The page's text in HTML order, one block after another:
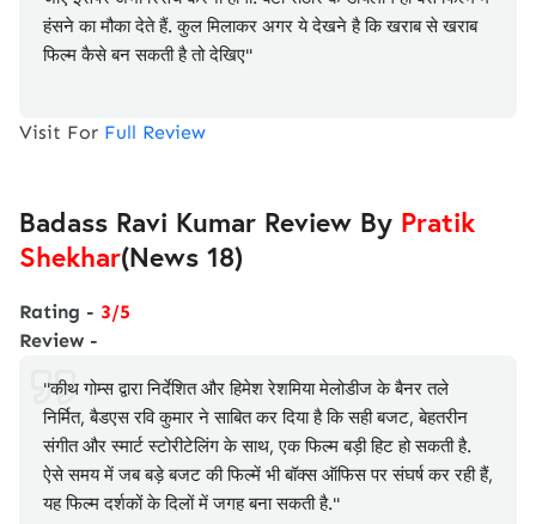
हंसने का मौका देते हैं. कुल मिलाकर अगर ये देखने है कि खराब से खराब
फिल्म कैसे बन सकती है तो देखिए"
Visit For Full Review
Badass Ravi Kumar Review By Pratik
Shekhar(News 18)
Rating - 3/5
Review -
"कीथ गोम्स द्वारा निर्देशित और हिमेश रेशमिया मेलोडीज के बैनर तले
निर्मित, बैडएस रवि कुमार ने साबित कर दिया है कि सही बजट, बेहतरीन
संगीत और स्मार्ट स्टोरीटेलिंग के साथ, एक फिल्म बड़ी हिट हो सकती है.
ऐसे समय में जब बड़े बजट की फिल्में भी बॉक्स ऑफिस पर संघर्ष कर रही हैं,
यह फिल्म दर्शकों के दिलों में जगह बना सकती है."